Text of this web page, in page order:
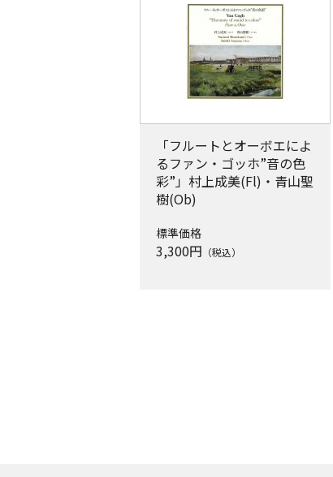
「フルートとオーボエによ
るファン・ゴッホ”音の色
彩”」村上成美(Fl)・青山聖
樹(Ob)
標準価格
3,300円 （税込）